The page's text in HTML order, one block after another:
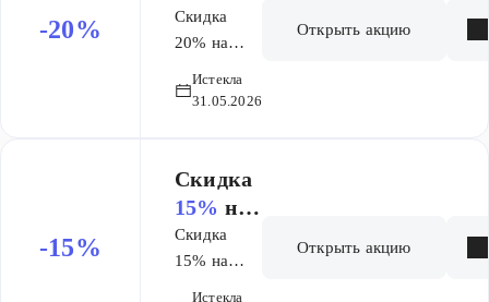
-20%
список
товаров
Ля Рош-
Позе
Скидка
20% на
товаров Ля
Истекла
31.05.2026
Открыть акцию
-15%
Скидка
15% на
список
товаров
бренда
Скидка
15% на
Истекла
Открыть акцию